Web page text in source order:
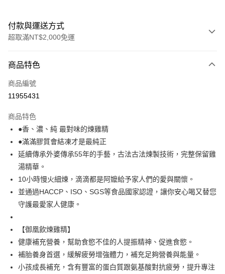
付款與運送方式
超取滿NT$2,000免運
信用卡一次付款
LINE Pay
街口支付
悠遊付
全盈+PAY
AFTEE先享後付
相關說明
【關於「AFTEE先享後付」】
AFTEE先享後付是「在收到商品之後才付款」的支付方式。 讓您購物簡單
１．簡單：不需註冊會員、不需綁卡、不需儲值。
２．便利：只要手機號碼，簡訊認證，即可結帳。
３．安心：先確認商品／服務後，再付款。
【「AFTEE先享後付」結帳流程】
運送方式
冷凍7-11取貨(快速到店)
每筆NT$200，滿NT$2,000(含以上)免運費
商品特色
商品編號
11955431
商品特色
●香、濃、純 最對味的煉雞精
●滿滿膠質會結凍才是最純正
延續傳承外婆傳承55年的手藝，古法古法煉製技術，完整保留雞
湯精華。
10小時慢火細煉，滴滴都是阿嬤給予家人們的愛與關懷。
並通過HACCP、ISO、SGS等食品國家認證，讓你安心喝又替您
守護最愛家人健康。
【御凰飲煉雞精】
健康補充營養，幫助食慾不佳的人提振精神、促進食慾。
補胎養身首選，緩解疲勞增強體力，補充足夠營養與能量。
小孩成長補充，含有豐富的蛋白質跟氨基酸對抗疲勞，提升專注